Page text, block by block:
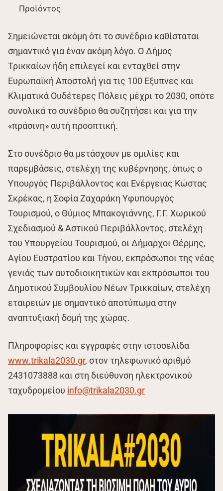
Προϊόντος
Σημειώνεται ακόμη ότι το συνέδριο καθίσταται
σημαντικό για έναν ακόμη λόγο. Ο Δήμος
Τρικκαίων ήδη επιλεγεί και ενταχθεί στην
Ευρωπαϊκή Αποστολή για τις 100 Εξυπνες και
Κλιματικά Ουδέτερες Πόλεις μέχρι το 2030, οπότε
συνολικά το συνέδριο θα συζητήσει και για την
«πράσινη» αυτή προοπτική.
Στο συνέδριο θα μετάσχουν με ομιλίες και
παρεμβάσεις, στελέχη της κυβέρνησης, όπως ο
Υπουργός Περιβάλλοντος και Ενέργειας Κώστας
Σκρέκας, η Σοφία Ζαχαράκη Υφυπουργός
Τουρισμού, ο Θύμιος Μπακογιάννης, Γ.Γ. Χωρικού
Σχεδιασμού & Αστικού Περιβάλλοντος, στελέχη
του Υπουργείου Τουρισμού, οι Δήμαρχοι Θέρμης,
Αγίου Ευστρατίου και Τήνου, εκπρόσωποι της νέας
γενιάς των αυτοδιοικητικών και εκπρόσωποι του
Δημοτικού Συμβουλίου Νέων Τρικκαίων, στελέχη
εταιρειών με σημαντικό αποτύπωμα στην
αναπτυξιακή δομή της χώρας.
Πληροφορίες και εγγραφές στην ιστοσελίδα
www.trikala2030.gr, στον τηλεφωνικό αριθμό
2431073888 και στη διεύθυνση ηλεκτρονικού
ταχυδρομείου info@trikala2030.gr